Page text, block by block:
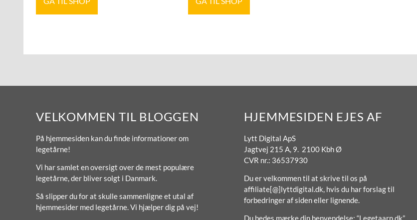
VELKOMMEN TIL BLOGGEN
På hjemmesiden kan du finde informationer om
legetårne!
Vi har samlet en oversigt over de mest populære
legetårne, der bliver solgt i Danmark.
Så slipper du for at skulle sammenligne et utal af
hjemmesider med legetårne. Vi hjælper dig på vej!
HJEMMESIDEN EJES AF
Lytt Digital ApS
Jagtvej 215 A, 9. 2100 Kbh Ø
CVR nr.: 36537930
Du er velkommen til at skrive til os på
affiliate[@]lyttdigital.dk, hvis du har forslag til
forbedringer af siden eller lignende.